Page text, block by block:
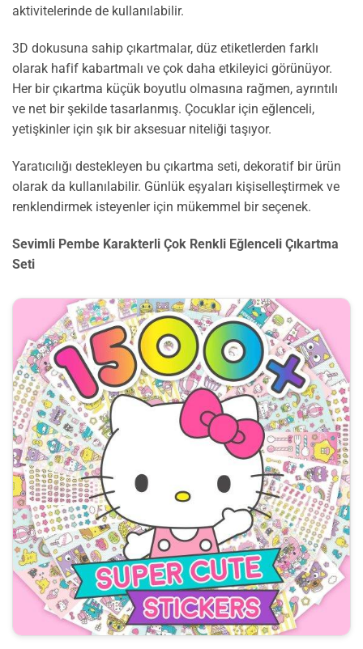
aktivitelerinde de kullanılabilir.
3D dokusuna sahip çıkartmalar, düz etiketlerden farklı
olarak hafif kabartmalı ve çok daha etkileyici görünüyor.
Her bir çıkartma küçük boyutlu olmasına rağmen, ayrıntılı
ve net bir şekilde tasarlanmış. Çocuklar için eğlenceli,
yetişkinler için şık bir aksesuar niteliği taşıyor.
Yaratıcılığı destekleyen bu çıkartma seti, dekoratif bir ürün
olarak da kullanılabilir. Günlük eşyaları kişiselleştirmek ve
renklendirmek isteyenler için mükemmel bir seçenek.
Sevimli Pembe Karakterli Çok Renkli Eğlenceli Çıkartma
Seti